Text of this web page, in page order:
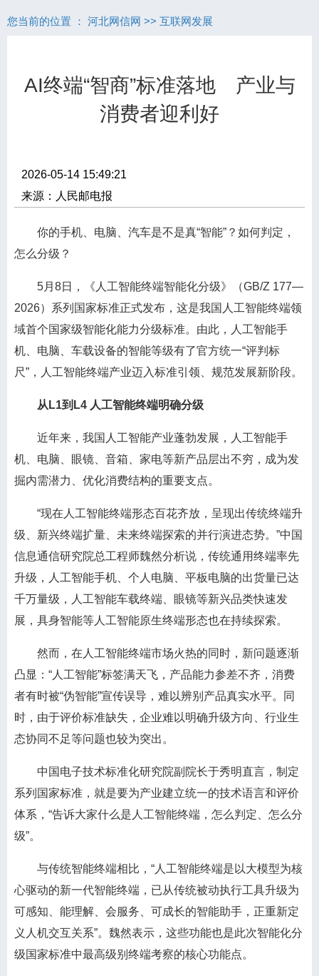
您当前的位置 ： 河北网信网 >> 互联网发展
AI终端“智商”标准落地 产业与
消费者迎利好
2026-05-14 15:49:21
来源：人民邮电报
你的手机、电脑、汽车是不是真“智能”？如何判定，
怎么分级？
5月8日，《人工智能终端智能化分级》（GB/Z 177—
2026）系列国家标准正式发布，这是我国人工智能终端领
域首个国家级智能化能力分级标准。由此，人工智能手
机、电脑、车载设备的智能等级有了官方统一“评判标
尺”，人工智能终端产业迈入标准引领、规范发展新阶段。
从L1到L4 人工智能终端明确分级
近年来，我国人工智能产业蓬勃发展，人工智能手
机、电脑、眼镜、音箱、家电等新产品层出不穷，成为发
掘内需潜力、优化消费结构的重要支点。
“现在人工智能终端形态百花齐放，呈现出传统终端升
级、新兴终端扩量、未来终端探索的并行演进态势。”中国
信息通信研究院总工程师魏然分析说，传统通用终端率先
升级，人工智能手机、个人电脑、平板电脑的出货量已达
千万量级，人工智能车载终端、眼镜等新兴品类快速发
展，具身智能等人工智能原生终端形态也在持续探索。
然而，在人工智能终端市场火热的同时，新问题逐渐
凸显：“人工智能”标签满天飞，产品能力参差不齐，消费
者有时被“伪智能”宣传误导，难以辨别产品真实水平。同
时，由于评价标准缺失，企业难以明确升级方向、行业生
态协同不足等问题也较为突出。
中国电子技术标准化研究院副院长于秀明直言，制定
系列国家标准，就是要为产业建立统一的技术语言和评价
体系，“告诉大家什么是人工智能终端，怎么判定、怎么分
级”。
与传统智能终端相比，“人工智能终端是以大模型为核
心驱动的新一代智能终端，已从传统被动执行工具升级为
可感知、能理解、会服务、可成长的智能助手，正重新定
义人机交互关系”。魏然表示，这些功能也是此次智能化分
级国家标准中最高级别终端考察的核心功能点。